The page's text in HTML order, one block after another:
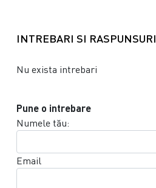
INTREBARI SI RASPUNSURI
Nu exista intrebari
Pune o intrebare
Numele tău:
Email